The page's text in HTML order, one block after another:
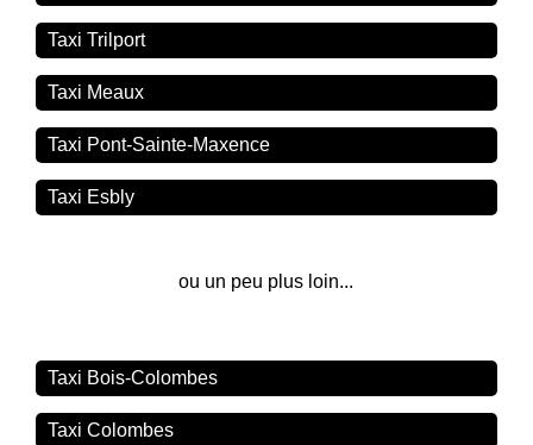
Taxi Trilport
Taxi Meaux
Taxi Pont-Sainte-Maxence
Taxi Esbly
ou un peu plus loin...
Taxi Bois-Colombes
Taxi Colombes